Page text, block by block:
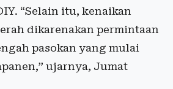
“Selain itu, kenaikan
dikarenakan permintaan
pasokan yang mulai
ujarnya, Jumat